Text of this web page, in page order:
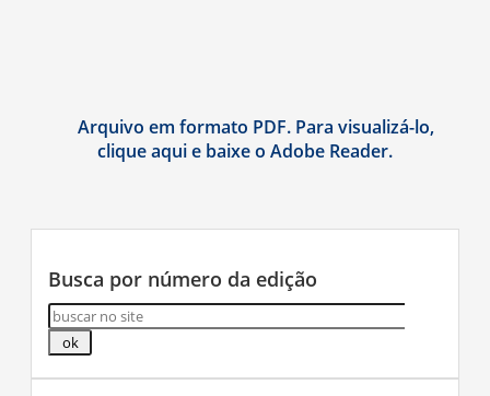
Arquivo em formato PDF. Para visualizá-lo,
clique aqui e baixe o Adobe Reader.
Busca por número da edição